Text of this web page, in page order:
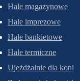
Hale magazynowe
Hale imprezowe
Hale bankietowe
Hale termiczne
Ujeżdżalnie dla koni